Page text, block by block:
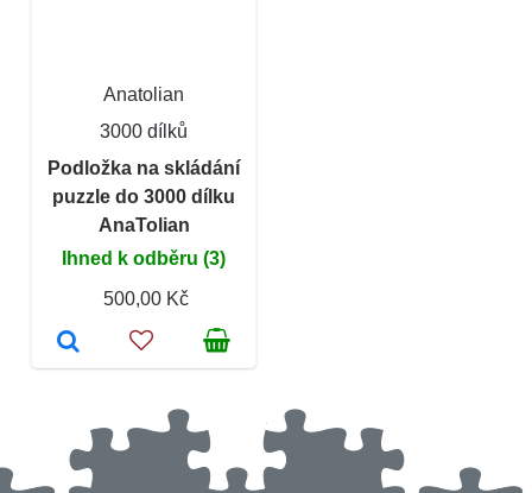
Anatolian
3000 dílků
Podložka na skládání
puzzle do 3000 dílku
AnaTolian
Ihned k odběru (3)
500,00 Kč